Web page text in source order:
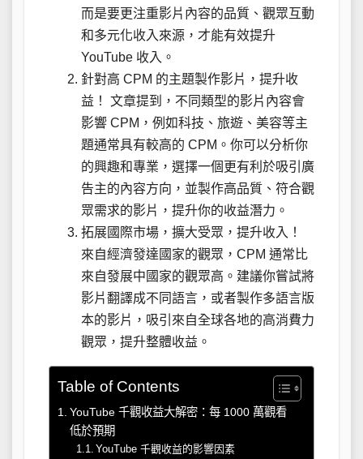
而是要更注重影片內容的品質、觀眾互動
和多元化收入來源，才能有效提升
YouTube 收入。
針對高 CPM 的主題製作影片，提升收
益！ 文章提到，不同類型的影片內容會
影響 CPM，例如科技、旅遊、美容等主
題通常具有較高的 CPM。你可以分析你
的興趣和專業，選擇一個更有利於吸引廣
告主的內容方向，並製作高品質、符合觀
眾需求的影片，提升你的收益潛力。
拓展國際市場，擴大受眾，提升收入！
來自經濟發達國家的觀眾，CPM 通常比
來自發展中國家的觀眾高。建議你嘗試將
影片翻譯成不同語言，或者製作多語言版
本的影片，吸引來自全球各地的高消費力
觀眾，提升整體收益。
Table of Contents
YouTube 千觀收益大解密：每 1000 萬觀看
低於預期
YouTube 千觀收益的影響因素